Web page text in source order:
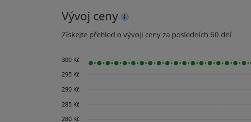
Vývoj ceny
Získejte přehled o vývoji ceny za posledních 60 dní.